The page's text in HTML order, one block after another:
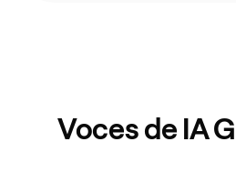
Voces de IA